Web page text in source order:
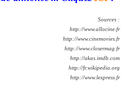
Sources :
http://www.allocine.fr
http://www.cinemovies.fr
http://www.closermag.fr
http://akas.imdb.com
http://fr.wikipedia.org
http://www.lexpress.fr